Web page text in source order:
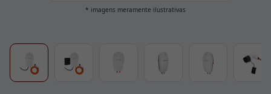
* imagens meramente ilustrativas